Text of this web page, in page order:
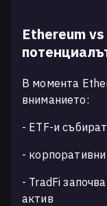
Ethereum
В момента
вниманието:
- ETF-и
-
- TradFi
актив